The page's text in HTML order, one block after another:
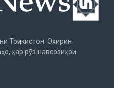
Тоҷикистон. Охирин
ҳар рӯз навсозиҳои